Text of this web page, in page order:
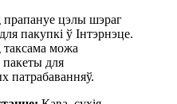
прапануе цэлы шэраг
пакупкі ў Інтэрнэце.
таксама можа
пакеты для
патрабаванняў.